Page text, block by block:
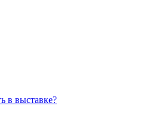
в выставке?